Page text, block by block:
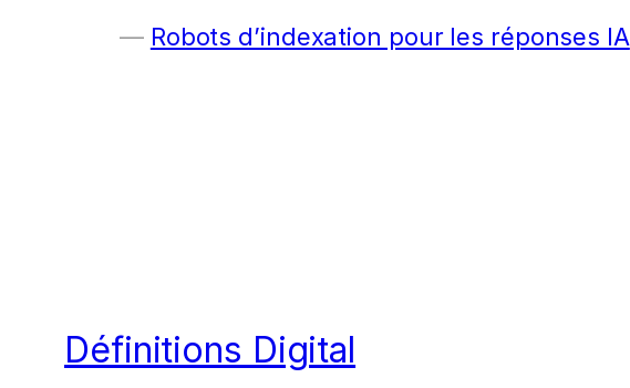
Robots d’indexation pour les réponses IA
Définitions Digital